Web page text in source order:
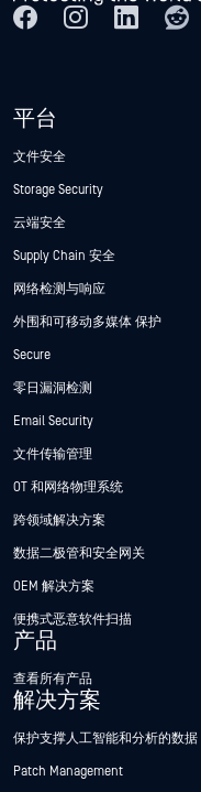
平台
文件安全
Storage Security
云端安全
Supply Chain 安全
网络检测与响应
外围和可移动多媒体 保护
Secure
零日漏洞检测
Email Security
文件传输管理
OT 和网络物理系统
跨领域解决方案
数据二极管和安全网关
OEM 解决方案
便携式恶意软件扫描
产品
查看所有产品
解决方案
保护支撑人工智能和分析的数据
Patch Management